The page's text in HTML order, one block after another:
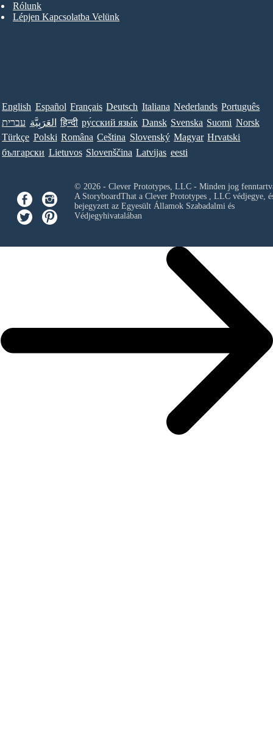
Rólunk
Lépjen Kapcsolatba Velünk
English Español Français Deutsch Italiana Nederlands Português
עברית العَرَبِيَّة हिन्दी ру́сский язы́к Dansk Svenska Suomi Norsk
Türkçe Polski Româna Ceština Slovenský Magyar Hrvatski
български Lietuvos Slovenščina Latvijas eesti
© 2026 - Clever Prototypes, LLC - Minden jog
A StoryboardThat a Clever Prototypes , LLCvédjegye,
bejegyzett az Egyesült Államok Szabadalmi és
Védjegyhivatalában